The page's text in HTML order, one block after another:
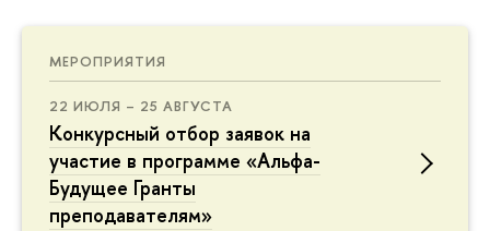
МЕРОПРИЯТИЯ
22 ИЮЛЯ – 25 АВГУСТА
Конкурсный отбор заявок на
участие в программе «Альфа-
Будущее Гранты
преподавателям»